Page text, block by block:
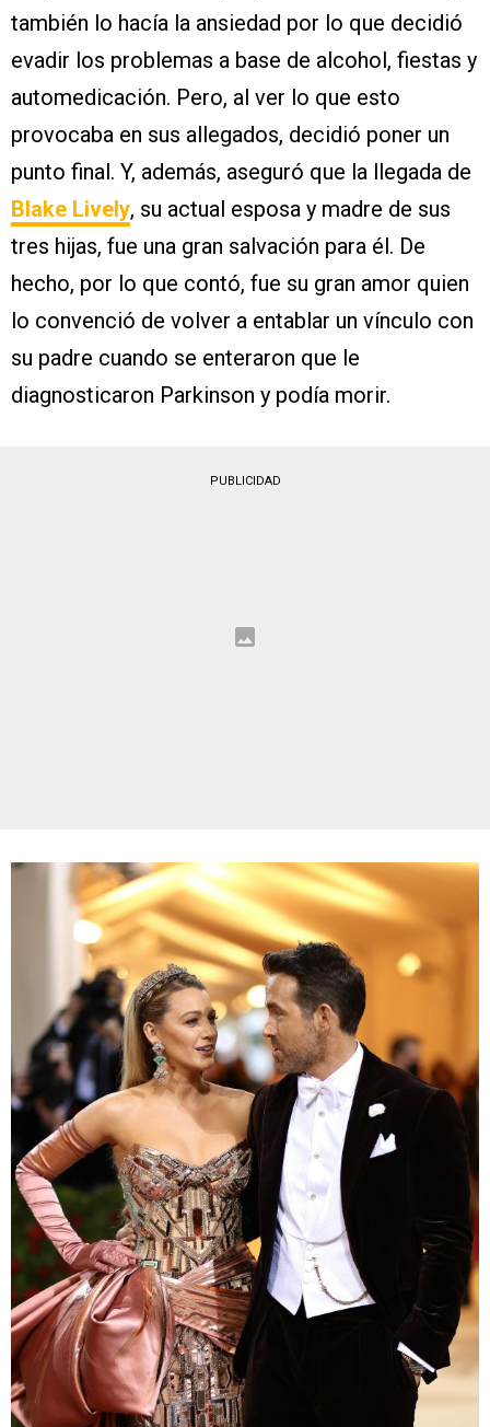
también lo hacía la ansiedad por lo que decidió
evadir los problemas a base de alcohol, fiestas y
automedicación. Pero, al ver lo que esto
provocaba en sus allegados, decidió poner un
punto final. Y, además, aseguró que la llegada de
Blake Lively, su actual esposa y madre de sus
tres hijas, fue una gran salvación para él. De
hecho, por lo que contó, fue su gran amor quien
lo convenció de volver a entablar un vínculo con
su padre cuando se enteraron que le
diagnosticaron Parkinson y podía morir.
PUBLICIDAD